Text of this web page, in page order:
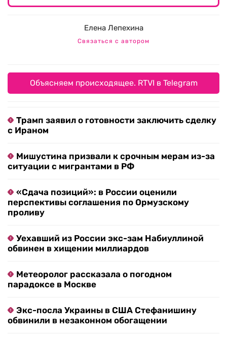
Елена Лепехина
Связаться с автором
Объясняем происходящее. RTVI в Telegram
Трамп заявил о готовности заключить сделку
с Ираном
Мишустина призвали к срочным мерам из-за
ситуации с мигрантами в РФ
«Сдача позиций»: в России оценили
перспективы соглашения по Ормузскому
проливу
Уехавший из России экс-зам Набиуллиной
обвинен в хищении миллиардов
Метеоролог рассказала о погодном
парадоксе в Москве
Экс-посла Украины в США Стефанишину
обвинили в незаконном обогащении